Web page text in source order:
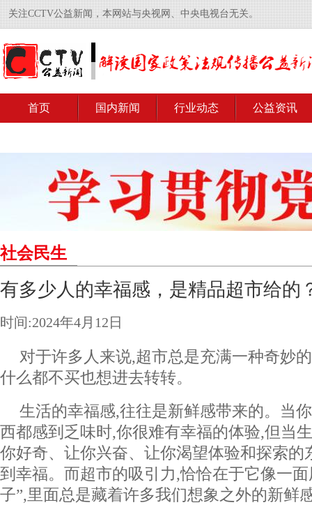
关注CCTV公益新闻，本网站与央视网、中央电视台无关。
首页 国内新闻 行业动态 公益资讯
社会民生
有多少人的幸福感，是精品超市给的
时间:2024年4月12日
对于许多人来说,超市总是充满一种奇妙
什么都不买也想进去转转。
生活的幸福感,往往是新鲜感带来的。当
西都感到乏味时,你很难有幸福的体验,但当
你好奇、让你兴奋、让你渴望体验和探索的
到幸福。而超市的吸引力,恰恰在于它像一
子”,里面总是藏着许多我们想象之外的新鲜